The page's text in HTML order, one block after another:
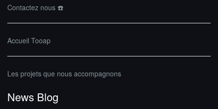
Contactez nous ☎️
Accueil Tooap
Les projets que nous accompagnons
News Blog